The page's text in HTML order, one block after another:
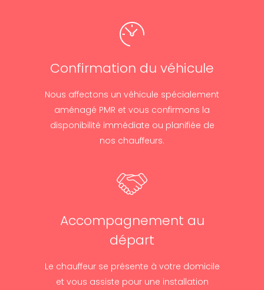
Confirmation du véhicule
Nous affectons un véhicule spécialement
aménagé PMR et vous confirmons la
disponibilité immédiate ou planifiée de
nos chauffeurs.
Accompagnement au
départ
Le chauffeur se présente à votre domicile
et vous assiste pour une installation